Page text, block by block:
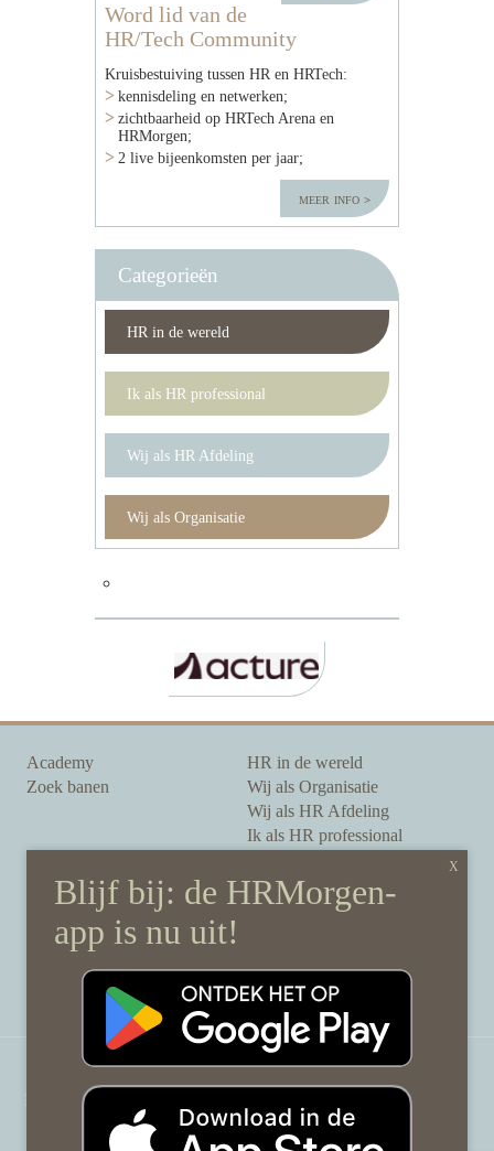
Word lid van de
HR/Tech Community
Kruisbestuiving tussen HR en HRTech:
kennisdeling en netwerken;
zichtbaarheid op HRTech Arena en
HRMorgen;
2 live bijeenkomsten per jaar;
meer info
Categorieën
HR in de wereld
Ik als HR professional
Wij als HR Afdeling
Wij als Organisatie
Academy
Zoek banen
HR in de wereld
Wij als Organisatie
Wij als HR Afdeling
Ik als HR professional
Onze auteurs
Onze partners
Sponsoring
Over HRMorgen
Disclaimer & gedragscode
HRMorgen.nl